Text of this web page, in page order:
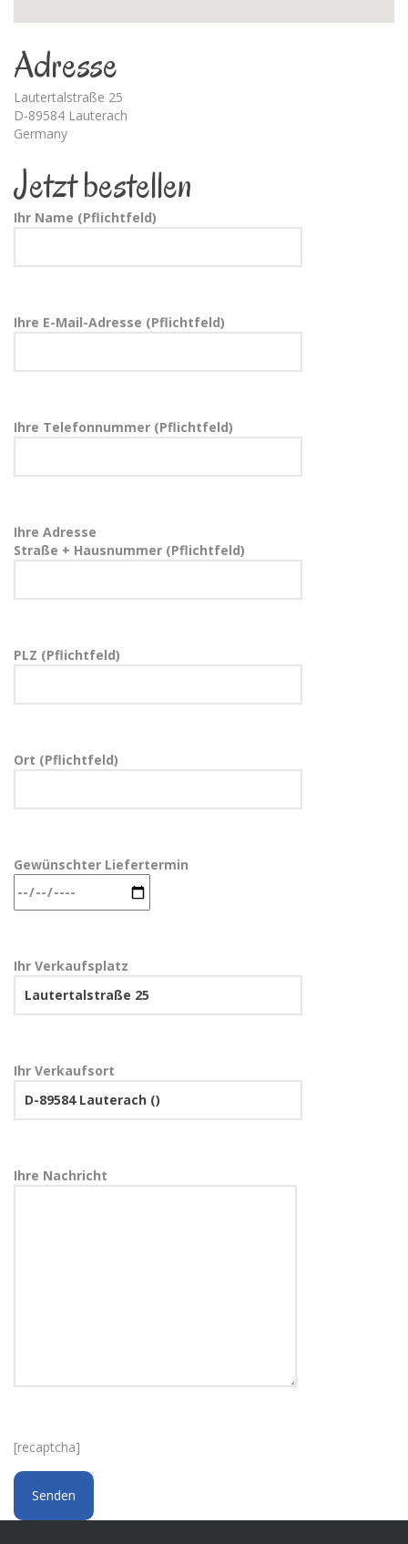
Adresse
Lautertalstraße 25
D-89584 Lauterach
Germany
Jetzt bestellen
Ihr Name (Pflichtfeld)
Ihre E-Mail-Adresse (Pflichtfeld)
Ihre Telefonnummer (Pflichtfeld)
Ihre Adresse
Straße + Hausnummer (Pflichtfeld)
PLZ (Pflichtfeld)
Ort (Pflichtfeld)
Gewünschter Liefertermin
Ihr Verkaufsplatz
Ihr Verkaufsort
Ihre Nachricht
[recaptcha]